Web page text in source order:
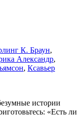
К. Браун,
Александр,
, Ксавьер
истории
«Есть ли